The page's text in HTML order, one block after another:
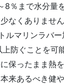
8％まで水分量
なくありませ
ルマリンラバー
防ぐことを可
保ったまま熱
来あるべき健